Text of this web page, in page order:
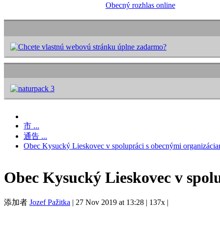
Obecný rozhlas online
市 ...
通告 ...
Obec Kysucký Lieskovec v spolupráci s obecnými
Obec Kysucký Lieskovec v
添加者 Jozef Pažitka | 27 Nov 2019 at 13:28 | 137x |